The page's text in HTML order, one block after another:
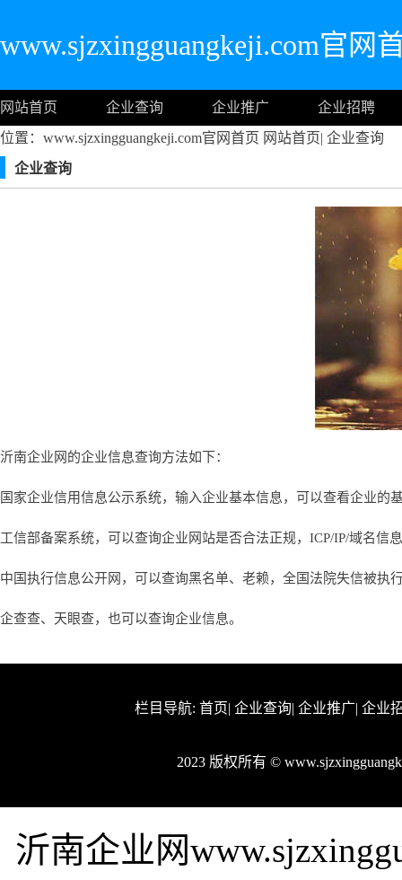
www.sjzxingguangkeji.com官网
网站首页 企业查询 企业推广
企业招聘
位置：www.sjzxingguangkeji.com官网首页 网站首页| 企业查询
企业查询
沂南企业网的企业信息查询方法如下：
国家企业信用信息公示系统，输入企业基本信息，可以查看企业的
工信部备案系统，可以查询企业网站是否合法正规，ICP/IP/域名信
中国执行信息公开网，可以查询黑名单、老赖，全国法院失信被执
企查查、天眼查，也可以查询企业信息。
栏目导航: 首页| 企业查询| 企业推广| 企业
2023 版权所有 ©
沂南企业网